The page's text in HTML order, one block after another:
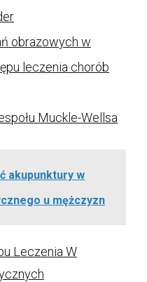
obrazowych w
leczenia chorób
Muckle-Wellsa
akupunktury w
u mężczyzn
Leczenia W